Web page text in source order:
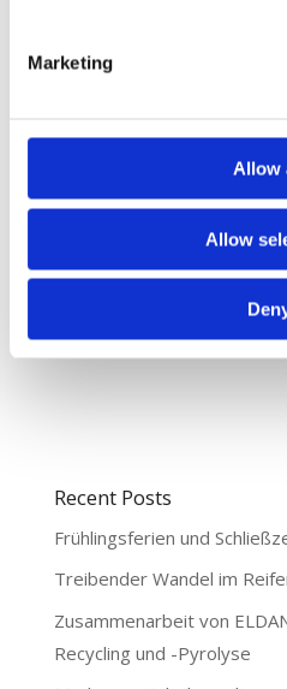
Marketing
Allow
Allow
ZURÜCK ZU NEUIGKEITEN
Recent Posts
Frühlingsferien und
Treibender Wandel im
Zusammenarbeit von
Recycling und -Pyrolyse